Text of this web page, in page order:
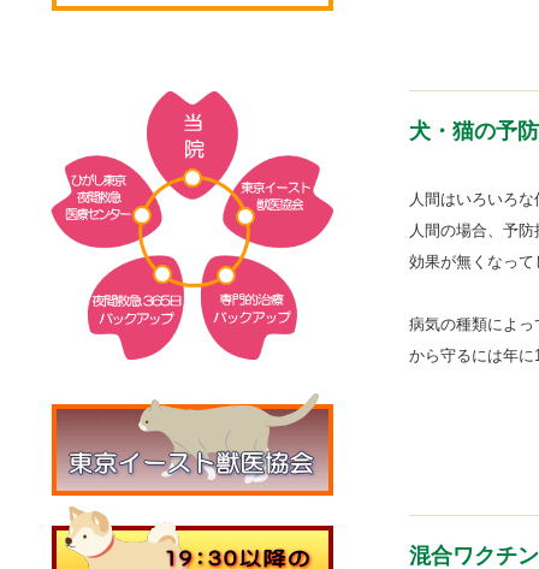
犬・猫の予
人間はいろいろ
人間の場合、予
効果が無くなっ
病気の種類によ
から守るには年
混合ワクチ